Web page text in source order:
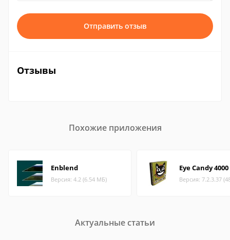
Отправить отзыв
Отзывы
Похожие приложения
Enblend
Версия: 4.2 (6.54 МБ)
Eye Candy 4000
Версия: 7.2.3.37
Актуальные статьи